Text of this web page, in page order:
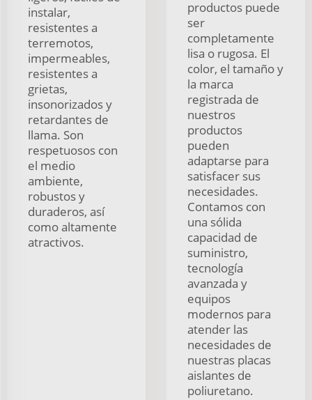
instalar,
resistentes a
terremotos,
impermeables,
resistentes a
grietas,
insonorizados y
retardantes de
llama. Son
respetuosos con
el medio
ambiente,
robustos y
duraderos, así
como altamente
atractivos.
productos puede
ser
completamente
lisa o rugosa. El
color, el tamaño y
la marca
registrada de
nuestros
productos
pueden
adaptarse para
satisfacer sus
necesidades.
Contamos con
una sólida
capacidad de
suministro,
tecnología
avanzada y
equipos
modernos para
atender las
necesidades de
nuestras placas
aislantes de
poliuretano.